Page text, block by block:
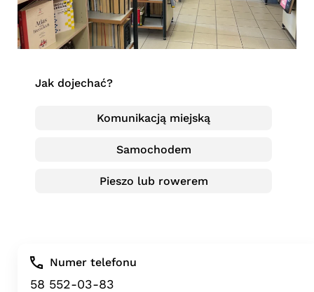
Jak dojechać?
Komunikacją miejską
Samochodem
Pieszo lub rowerem
Numer telefonu
58 552-03-83